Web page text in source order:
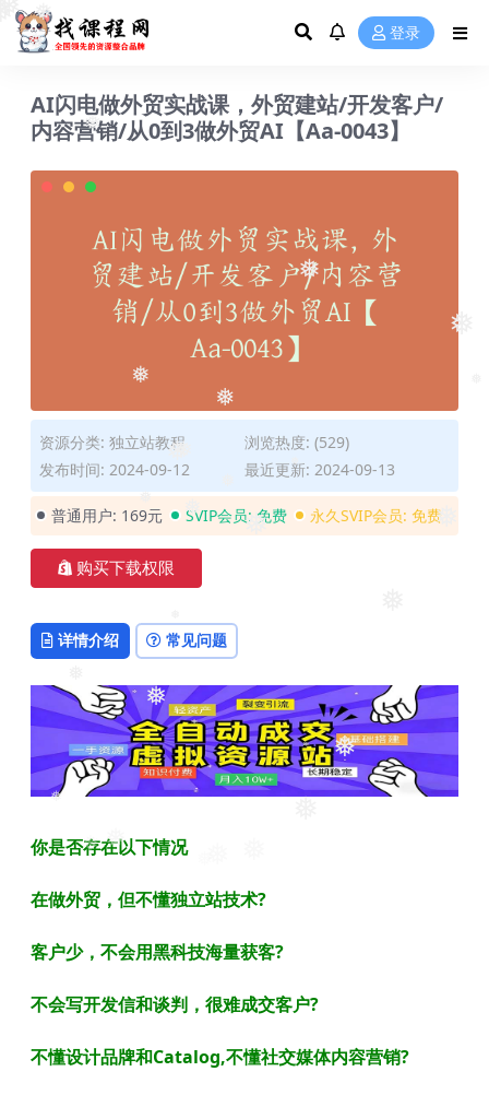
❅
❅
❅
❅
❅
❅
❅
❅
❅
❅
❅
❅
❅
❅
❅
❅
❅
❅
❅
❅
❅❅
❅ 登录
AI闪电做外贸实战课，外贸建站/开发客户/
内容营销/从0到3做外贸AI【Aa-0043】
资源分类: 独立站教程
浏览热度: (529)
发布时间: 2024-09-12
最近更新: 2024-09-13
普通用户: 169元 SVIP会员: 免费 永久SVIP会员: 免费
购买下载权限
详情介绍 常见问题
你是否存在以下情况
在做外贸，但不懂独立站技术?
客户少，不会用黑科技海量获客?
不会写开发信和谈判，很难成交客户?
不懂设计品牌和Catalog,不懂社交媒体内容营销?